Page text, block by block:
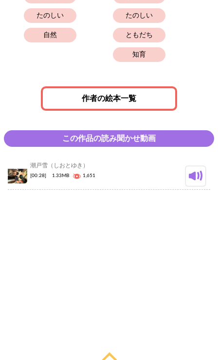
たのしい
自然
たのしい
ともだち
知育
作者の絵本一覧
この作品の読み聞かせ動画
潮戸雪（しおとゆき）
[00:28] 1.33MB 1,651